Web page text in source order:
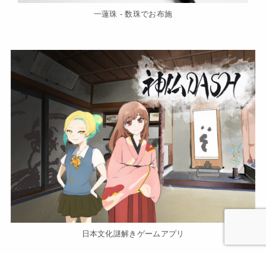
一蓮珠 - 数珠でお布施
日本文化謎解きゲームアプリ